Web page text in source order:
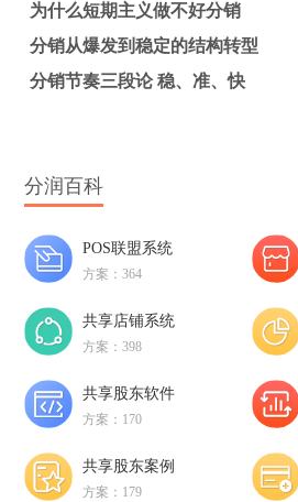
为什么短期主义做不好分销
分销从爆发到稳定的结构转型
分销节奏三段论 稳、准、快
分润百科
POS联盟系统
方案：364
共享店铺系统
方案：398
共享股东软件
方案：170
共享股东案例
方案：179